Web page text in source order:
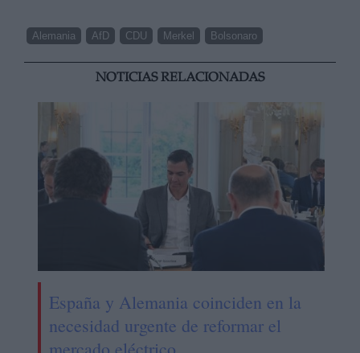
Alemania AfD CDU Merkel Bolsonaro
NOTICIAS RELACIONADAS
España y Alemania coinciden en la
necesidad urgente de reformar el